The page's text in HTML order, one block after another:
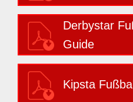
Derbystar
Guide
Kipsta